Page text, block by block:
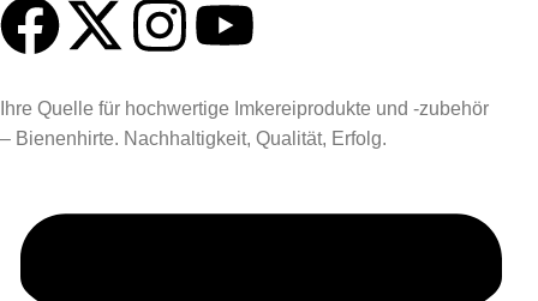
Ihre Quelle für hochwertige Imkereiprodukte und -zubehör
– Bienenhirte. Nachhaltigkeit, Qualität, Erfolg.